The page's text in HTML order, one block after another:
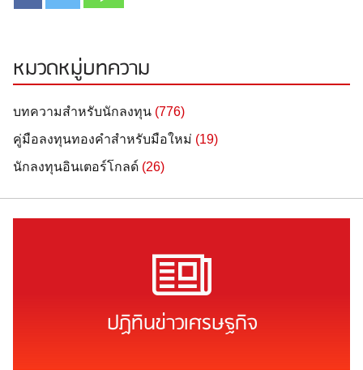
หมวดหมู่บทความ
บทความสำหรับนักลงทุน (776)
คู่มือลงทุนทองคำสำหรับมือใหม่ (19)
นักลงทุนอินเตอร์โกลด์ (26)
ปฏิทินข่าวเศรษฐกิจ